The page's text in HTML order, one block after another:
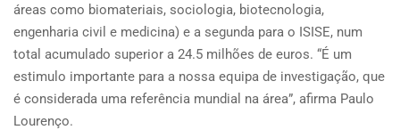
áreas como biomateriais, sociologia, biotecnologia,
engenharia civil e medicina) e a segunda para o ISISE, num
total acumulado superior a 24.5 milhões de euros. “É um
estimulo importante para a nossa equipa de investigação, que
é considerada uma referência mundial na área”, afirma Paulo
Lourenço.